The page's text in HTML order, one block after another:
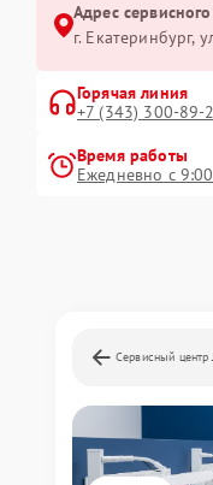
Адрес
г. Екатеринбург,
Горячая линия
+7 (343) 300-89-
Время работы
Ежедневно с
Сервисный центр